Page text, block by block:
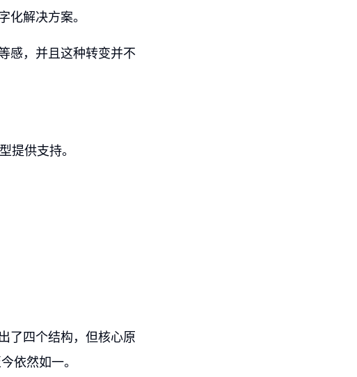
化解决方案。
感，并且这种转变并不
提供支持。
了四个结构，但核心原
依然如一。